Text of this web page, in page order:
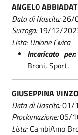
ANGELO
Data di Nascita:26/
Surroga:19/12/
Lista: Unione Civica
Incaricato per:
Broni, Sport.
GIUSEPPINA
Data di Nascita:01/
Proclamazione:05/
Lista:CambiAmo